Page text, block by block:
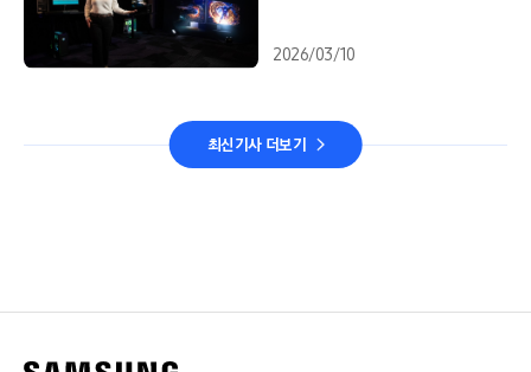
2026/03/10
최신기사 더보기